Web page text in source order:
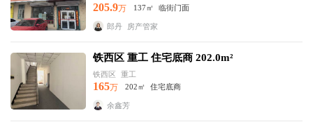
205.9万 137㎡ 临街门面
郎丹 房产管家
铁西区 重工 住宅底商 202.0m²
铁西区 重工
165万 202㎡ 住宅底商
余鑫芳